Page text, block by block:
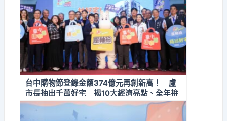
台中購物節登錄金額374億元再創新高！ 盧
市長抽出千萬好宅 揭10大經濟亮點、全年拚
經濟不停歇